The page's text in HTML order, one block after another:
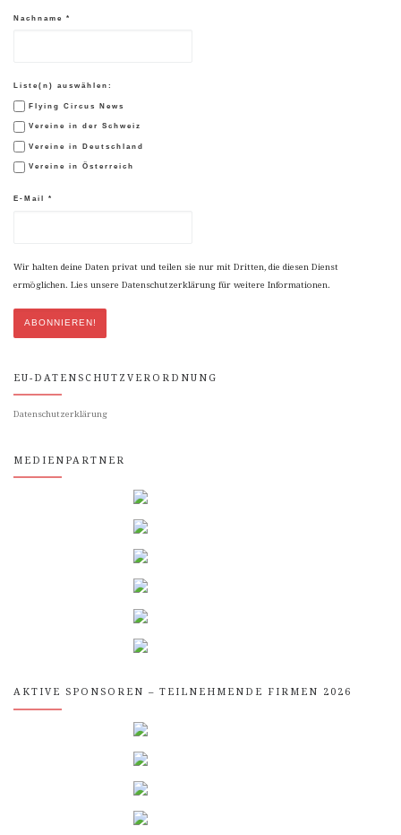
Nachname *
Liste(n) auswählen:
Flying Circus News
Vereine in der Schweiz
Vereine in Deutschland
Vereine in Österreich
E-Mail *
Wir halten deine Daten privat und teilen sie nur mit Dritten, die diesen Dienst
ermöglichen. Lies unsere Datenschutzerklärung für weitere Informationen.
EU-DATENSCHUTZVERORDNUNG
Datenschutzerklärung
MEDIENPARTNER
AKTIVE SPONSOREN – TEILNEHMENDE FIRMEN 2026